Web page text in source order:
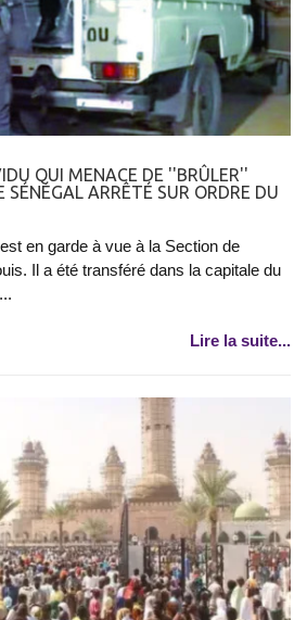
QUI MENACE DE ''BRÛLER''
SÉNÉGAL ARRÊTÉ SUR ORDRE DU
en garde à vue à la Section de
Il a été transféré dans la capitale du
Lire la suite...